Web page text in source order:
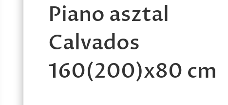
Piano asztal
Calvados
160(200)x80 cm